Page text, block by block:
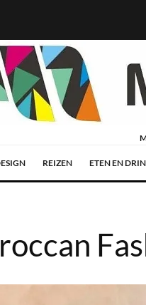
REIZEN ETEN EN